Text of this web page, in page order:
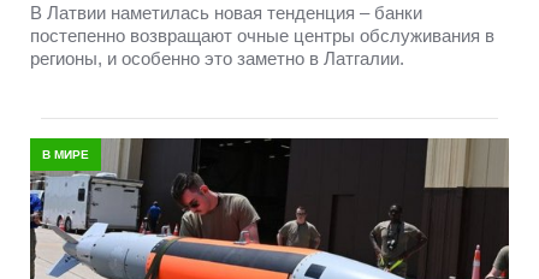
В Латвии наметилась новая тенденция – банки
постепенно возвращают очные центры обслуживания в
регионы, и особенно это заметно в Латгалии.
В МИРЕ